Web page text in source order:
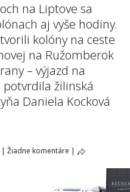
na Liptove sa
aj vyše hodiny.
kolóny na ceste
na Ružomberok
– výjazd na
potvrdila žilinská
Daniela Kocková
| Žiadne komentáre |